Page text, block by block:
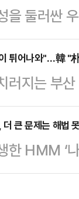
주
명 정부는
. 이재명
국영 TV
하는데도
을 둘러싼
. 11일 주
쟁력과
는 정부
는 변함이
대강 대
란 관측이
튀어나와"…韓 "
러지는 부
후보가 선
후보는 이
온다고 툭
수단이다,
더 큰 문제는 해법
한 HMM ‘
사건은